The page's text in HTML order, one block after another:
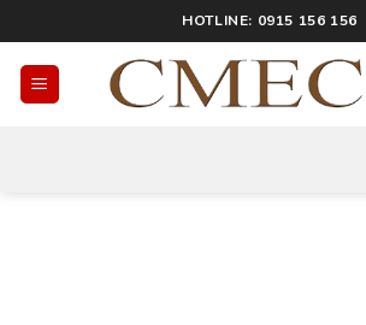
HOTLINE: 0915 156 156